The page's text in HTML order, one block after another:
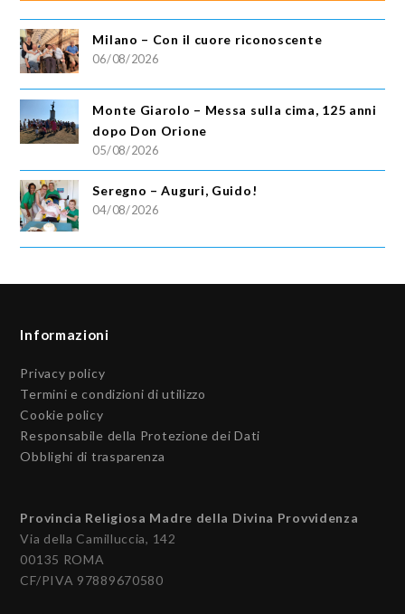
Milano – Con il cuore riconoscente
06/08/2026
Monte Giarolo – Messa sulla cima, 125 anni
dopo Don Orione
05/08/2026
Seregno – Auguri, Guido!
04/08/2026
Informazioni
Privacy policy
Termini e condizioni di utilizzo
Cookie policy
Responsabile della Protezione dei Dati
Obblighi di trasparenza
Provincia Religiosa Madre della Divina Provvidenza
Via della Camilluccia, 142
00135 ROMA
CF/PIVA 97889670580